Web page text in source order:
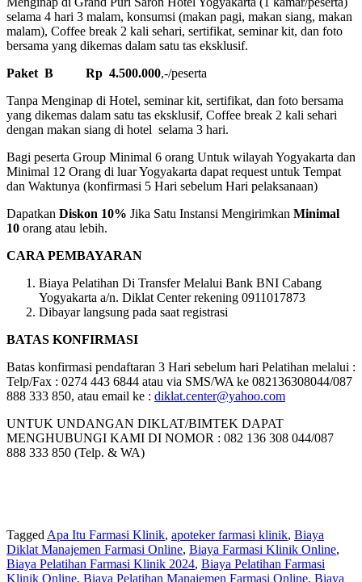
selama 4 hari 3 malam, konsumsi (makan pagi, makan siang, makan
malam), Coffee break 2 kali sehari, sertifikat, seminar kit, dan foto
bersama yang dikemas dalam satu tas eksklusif.
Paket B Rp 4.500.000,-/peserta
Tanpa Menginap di Hotel, seminar kit, sertifikat, dan foto bersama
yang dikemas dalam satu tas eksklusif, Coffee break 2 kali sehari
dengan makan siang di hotel selama 3 hari.
Bagi peserta Group Minimal 6 orang Untuk wilayah Yogyakarta dan
Minimal 12 Orang di luar Yogyakarta dapat request untuk Tempat
dan Waktunya (konfirmasi 5 Hari sebelum Hari pelaksanaan)
Dapatkan Diskon 10% Jika Satu Instansi Mengirimkan Minimal
10 orang atau lebih.
CARA PEMBAYARAN
Biaya Pelatihan Di Transfer Melalui Bank BNI Cabang
Yogyakarta a/n. Diklat Center rekening 0911017873
Dibayar langsung pada saat registrasi
BATAS KONFIRMASI
Batas konfirmasi pendaftaran 3 Hari sebelum hari Pelatihan melalui :
Telp/Fax : 0274 443 6844 atau via SMS/WA ke 082136308044/087
888 333 850, atau email ke : diklat.center@yahoo.com
UNTUK UNDANGAN DIKLAT/BIMTEK DAPAT
MENGHUBUNGI KAMI DI NOMOR : 082 136 308 044/087
888 333 850 (Telp. & WA)
Tagged Apa Itu Farmasi Klinik, apoteker farmasi klinik, Biaya
Diklat Manajemen Farmasi Online, Biaya Farmasi Klinik Online,
Biaya Pelatihan Farmasi Klinik 2024, Biaya Pelatihan Farmasi
Klinik Online, Biaya Pelatihan Manajemen Farmasi Online, Biaya